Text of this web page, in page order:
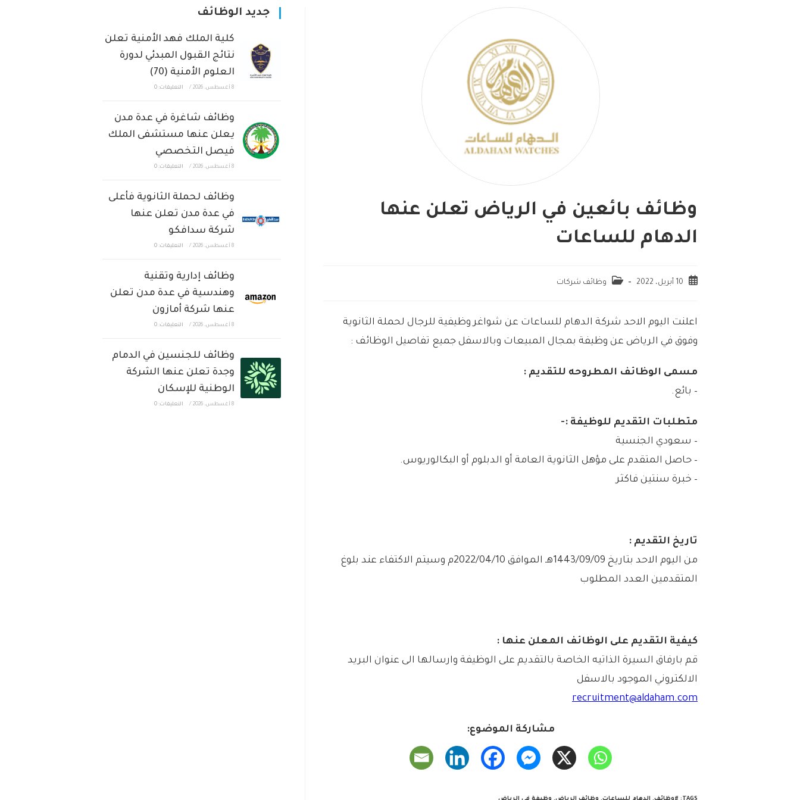
وظائف بائعين في الرياض تعلن عنها
الدهام للساعات
10 أبريل، 2022 وظائف شركات
اعلنت اليوم الاحد شركة الدهام للساعات عن شواغر وظيفية للرجال لحملة الثانوية
وفوق في الرياض عن وظيفة بمجال المبيعات وبالاسفل جميع تفاصيل الوظائف :
مسمى الوظائف المطروحه للتقديم :
– بائع.
متطلبات التقديم للوظيفة :-
– سعودي الجنسية
– حاصل المتقدم على مؤهل الثانوية العامة أو الدبلوم أو البكالوريوس.
– خبرة سنتين فاكثر
تاريخ التقديم :
من اليوم الاحد بتاريخ 1443/09/09هـ الموافق 2022/04/10م وسيتم الاكتفاء عند بلوغ
المتقدمين العدد المطلوب
كيفية التقديم على الوظائف المعلن عنها :
قم بارفاق السيرة الذاتيه الخاصة بالتقديم على الوظيفة وارسالها الى عنوان البريد
الالكتروني الموجود بالاسفل
recruitment@aldaham.com
مشاركة الموضوع:
جديد الوظائف
كلية الملك فهد الأمنية تعلن
نتائج القبول المبدئي لدورة
العلوم الأمنية (70)
8 أغسطس، 2026 / التعليقات: 0
وظائف شاغرة في عدة مدن
يعلن عنها مستشفى الملك
فيصل التخصصي
8 أغسطس، 2026 / التعليقات: 0
وظائف لحملة الثانوية فأعلى
في عدة مدن تعلن عنها
شركة سدافكو
8 أغسطس، 2026 / التعليقات: 0
وظائف إدارية وتقنية
وهندسية في عدة مدن تعلن
عنها شركة أمازون
8 أغسطس، 2026 / التعليقات: 0
وظائف للجنسين في الدمام
وجدة تعلن عنها الشركة
الوطنية للإسكان
8 أغسطس، 2026 / التعليقات: 0